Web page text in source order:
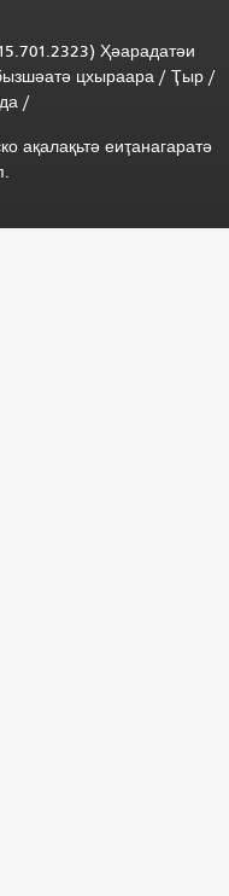
Ҳәарадатәи
цхыраара / Ҭыр /
/
ақалақьтә еиҭанагаратә